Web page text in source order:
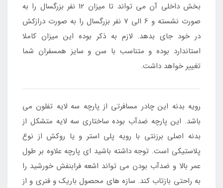
بخش داخلی آن می تواند تا میزان 12 نفر بزرگسال را به
صورت نشسته و 6 الی 7 نفر بزرگسال را به صورت درازکش
در خود جای بدهد. لازم به ذکر بوده این میزان کاملا
استاندارد بوده و متناسب با سن و سایز همسفران شما
تغییر خواهد داشت.
رویه بدنه این چادر مسافرتی از پارچه سه لایه تفلون می
باشد. این پارچه ضدآب بوده ساختاری سه لایه متشکل از
بدنه اصلی برزنتی با رویه پلی استر و یا روکش از نوع
پلاستیکی است. توجه داشته باشید ای پارچه علاوه بر طول
عمر بالا و ضدآب بودن می تواند اشعه فرابنفش خورشید را
به راحتی بازتاب کند. سازه های محصول باریک و فنری و از